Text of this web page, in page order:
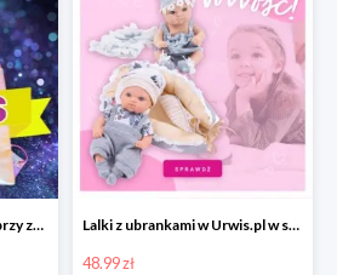
Worek metaliczny gratis przy zakupie akcesoriów TOYS INN Lalki z ubrankami w Urwis.pl w super cenach
48.99 zł